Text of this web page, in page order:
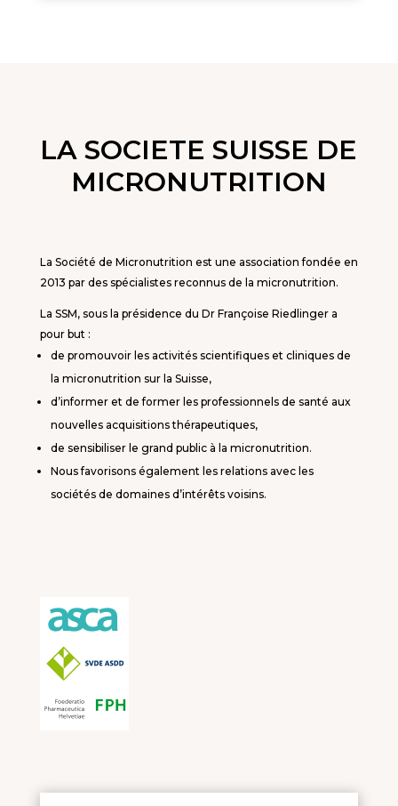
LA SOCIETE SUISSE DE
MICRONUTRITION
La Société de Micronutrition est une association fondée en
2013 par des spécialistes reconnus de la micronutrition.
La SSM, sous la présidence du Dr Françoise Riedlinger a
pour but :
de promouvoir les activités scientifiques et cliniques de
la micronutrition sur la Suisse,
d’informer et de former les professionnels de santé aux
nouvelles acquisitions thérapeutiques,
de sensibiliser le grand public à la micronutrition.
Nous favorisons également les relations avec les
sociétés de domaines d’intérêts voisins.